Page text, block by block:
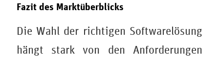
Fazit des Marktüberblicks
Die Wahl der richtigen Softwarelösung
hängt stark von den Anforderungen